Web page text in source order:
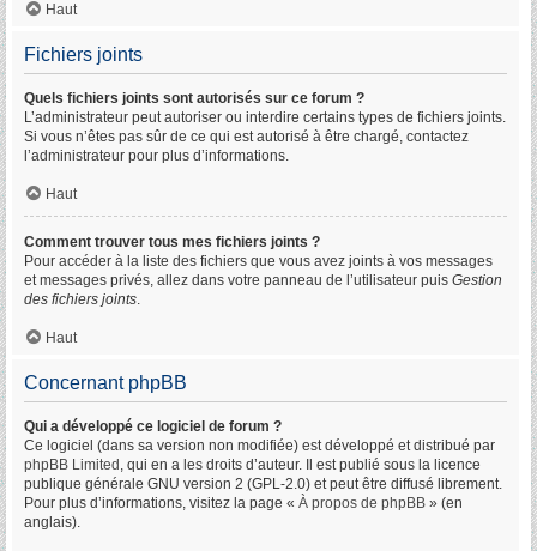
Haut
Fichiers joints
Quels fichiers joints sont autorisés sur ce forum ?
L’administrateur peut autoriser ou interdire certains types de fichiers joints.
Si vous n’êtes pas sûr de ce qui est autorisé à être chargé, contactez
l’administrateur pour plus d’informations.
Haut
Comment trouver tous mes fichiers joints ?
Pour accéder à la liste des fichiers que vous avez joints à vos messages
et messages privés, allez dans votre panneau de l’utilisateur puis Gestion
des fichiers joints.
Haut
Concernant phpBB
Qui a développé ce logiciel de forum ?
Ce logiciel (dans sa version non modifiée) est développé et distribué par
phpBB Limited , qui en a les droits d’auteur. Il est publié sous la licence
publique générale GNU version 2 (GPL-2.0) et peut être diffusé librement.
Pour plus d’informations, visitez la page « À propos de phpBB » (en
anglais).